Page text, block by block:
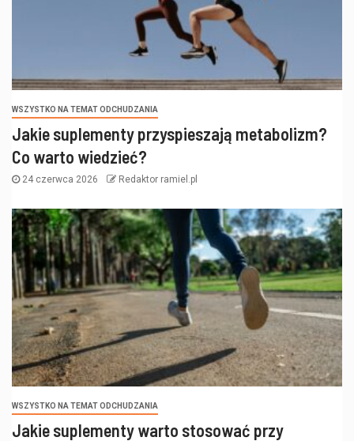
WSZYSTKO NA TEMAT ODCHUDZANIA
Jakie suplementy przyspieszają metabolizm?
Co warto wiedzieć?
24 czerwca 2026 Redaktor ramiel.pl
WSZYSTKO NA TEMAT ODCHUDZANIA
Jakie suplementy warto stosować przy